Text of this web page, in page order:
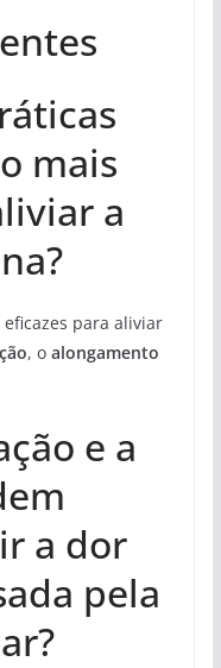
mais
a
para aliviar
, o alongamento
e a
a dor
pela